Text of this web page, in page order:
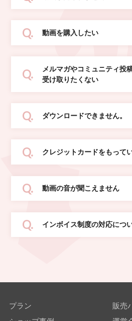
動画を購入したい
メルマガやコミュニティ投
受け取りたくない
ダウンロードできません。
クレジットカードをもって
動画の音が聞こえません
インボイス制度の対応につ
プラン
販売